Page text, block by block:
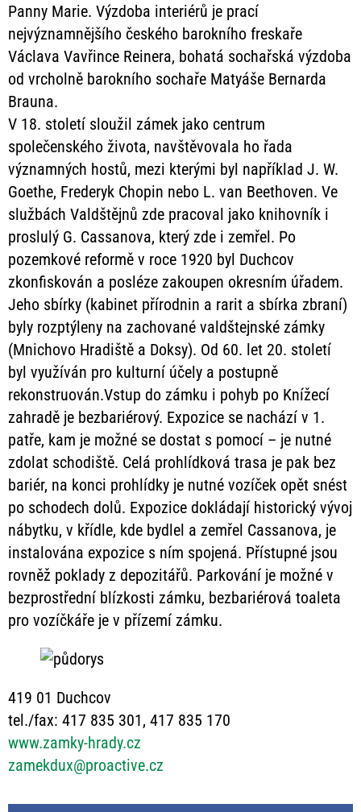
Panny Marie. Výzdoba interiérů je prací
nejvýznamnějšího českého barokního freskaře
Václava Vavřince Reinera, bohatá sochařská výzdoba
od vrcholně barokního sochaře Matyáše Bernarda
Brauna.
V 18. století sloužil zámek jako centrum
společenského života, navštěvovala ho řada
významných hostů, mezi kterými byl například J. W.
Goethe, Frederyk Chopin nebo L. van Beethoven. Ve
službách Valdštějnů zde pracoval jako knihovník i
proslulý G. Cassanova, který zde i zemřel. Po
pozemkové reformě v roce 1920 byl Duchcov
zkonfiskován a posléze zakoupen okresním úřadem.
Jeho sbírky (kabinet přírodnin a rarit a sbírka zbraní)
byly rozptýleny na zachované valdštejnské zámky
(Mnichovo Hradiště a Doksy). Od 60. let 20. století
byl využíván pro kulturní účely a postupně
rekonstruován.Vstup do zámku i pohyb po Knížecí
zahradě je bezbariérový. Expozice se nachází v 1.
patře, kam je možné se dostat s pomocí – je nutné
zdolat schodiště. Celá prohlídková trasa je pak bez
bariér, na konci prohlídky je nutné vozíček opět snést
po schodech dolů. Expozice dokládají historický vývoj
nábytku, v křídle, kde bydlel a zemřel Cassanova, je
instalována expozice s ním spojená. Přístupné jsou
rovněž poklady z depozitářů. Parkování je možné v
bezprostřední blízkosti zámku, bezbariérová toaleta
pro vozíčkáře je v přízemí zámku.
419 01 Duchcov
tel./fax: 417 835 301, 417 835 170
www.zamky-hrady.cz
zamekdux@proactive.cz